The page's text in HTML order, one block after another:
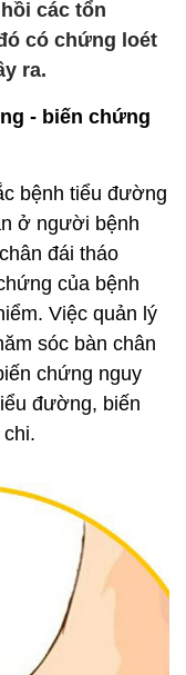
các tổn
có chứng loét
ra.
- biến chứng
bệnh tiểu đường
ở người bệnh
đái tháo
của bệnh
Việc quản lý
sóc bàn chân
chứng nguy
đường, biến